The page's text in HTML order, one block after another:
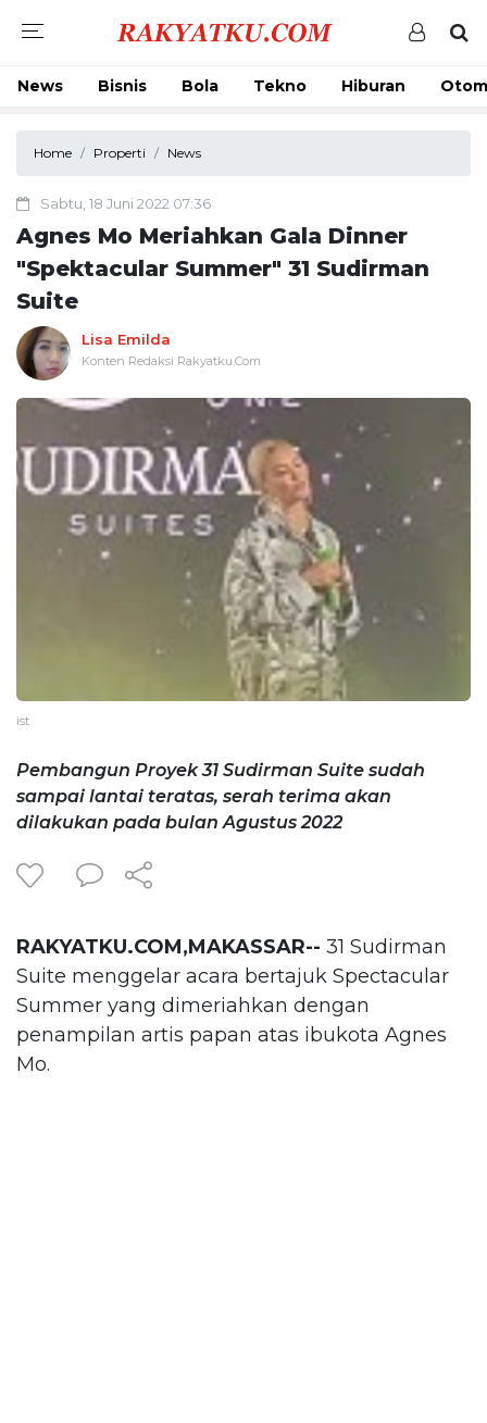
News Bisnis Bola Tekno Hiburan
Home Properti News
Sabtu, 18 Juni 2022 07:36
Agnes Mo Meriahkan Gala Dinner
"Spektacular Summer" 31 Sudirman
Suite
Lisa Emilda
Konten Redaksi Rakyatku.Com
ist
Pembangun Proyek 31 Sudirman Suite sudah
sampai lantai teratas, serah terima akan
dilakukan pada bulan Agustus 2022
RAKYATKU.COM,MAKASSAR-- 31 Sudirman
Suite menggelar acara bertajuk Spectacular
Summer yang dimeriahkan dengan
penampilan artis papan atas ibukota Agnes
Mo.